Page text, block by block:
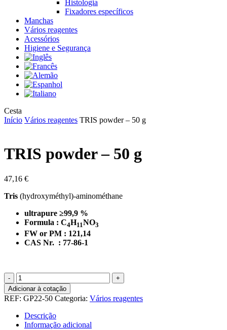
Histologia
Fixadores específicos
Manchas
Vários reagentes
Acessórios
Higiene e Segurança
Cesta
Cart
Início Vários reagentes TRIS powder – 50 g
TRIS powder – 50 g
47,16 €
Tris (hydroxyméthyl)-aminométhane
ultrapure ≥99,9 %
Formula : C4H11NO3
FW or PM : 121,14
CAS Nr. : 77-86-1
Quantidade
de
TRIS
powder
-
50
Adicionar à cotação
REF: GP22-50 Categoria: Vários reagentes
Descrição
Informação adicional